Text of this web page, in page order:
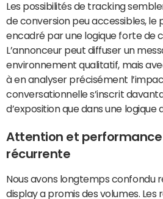
Les possibilités de tracking
de conversion peu accessibles, le
encadré par une logique forte de
L’annonceur peut diffuser un
environnement qualitatif, mais
à en analyser précisément
conversationnelle s’inscrit
d’exposition que dans une logique
Attention et performance
récurrente
Nous avons longtemps confondu
display a promis des volumes. Les